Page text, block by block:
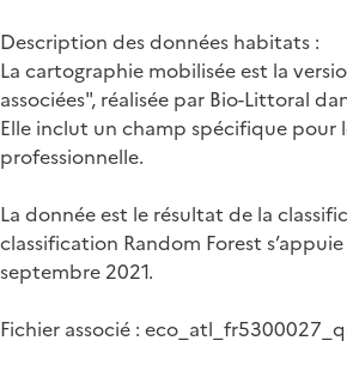
Description des données habitats :
La cartographie mobilisée est la
associées", réalisée par Bio-Littoral
Elle inclut un champ spécifique pour
professionnelle.
La donnée est le résultat de la
classification Random Forest
septembre 2021.
Fichier associé :